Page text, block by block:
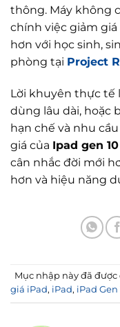
thông. Máy không
chính việc giảm
hơn với học sinh,
phòng tại Project
Lời khuyên thực tế
dùng lâu dài, hoặc
hạn chế và nhu
giá của Ipad gen 10
cân nhắc đời mới
hơn và hiệu năng
Mục nhập này đã
giá iPad, iPad, iPad Gen